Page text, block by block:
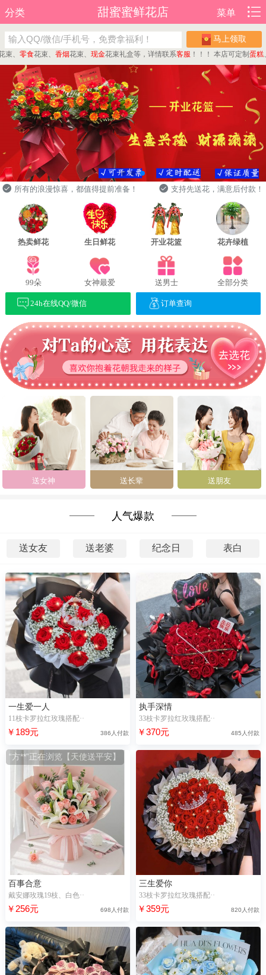
分类 甜蜜蜜鲜花店 菜单
马上领取
零食 花束、香烟 花束、现金 花束礼盒等，详情联系客服！！！ 本店可定制蛋糕 、水
所有的浪漫惊喜，都值得提前准备！ 支持先送花，满意后付款！
热卖鲜花 生日鲜花 开业花篮 花卉绿植
99朵 女神最爱 送男士 全部分类
24h在线QQ/微信 订单查询
送女神 送长辈 送朋友
人气爆款
送女友 送老婆 纪念日 表白
一生爱一人
11枝卡罗拉红玫瑰搭配··
￥189元 386人付款
执手深情
33枝卡罗拉红玫瑰搭配··
￥370元 485人付款
百事合意
戴安娜玫瑰19枝、白色··
￥256元 698人付款
三生爱你
33枝卡罗拉红玫瑰搭配··
￥359元 820人付款
“方**”正在浏览【天使送平安】